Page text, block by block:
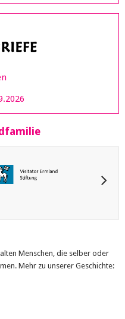
Menschen, die selber oder
Mehr zu unserer Geschichte: